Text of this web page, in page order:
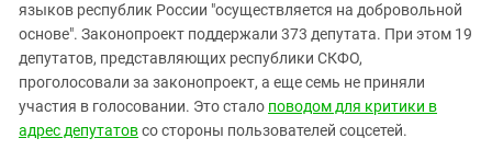
языков республик России "осуществляется на добровольной
основе". Законопроект поддержали 373 депутата. При этом 19
депутатов, представляющих республики СКФО,
проголосовали за законопроект, а еще семь не приняли
участия в голосовании. Это стало поводом для критики в
адрес депутатовсо стороны пользователей соцсетей.